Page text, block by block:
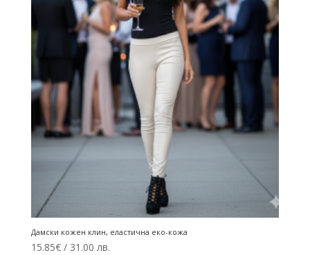
Дамски кожен клин, еластична еко-кожа
15.85€/ 31.00 лв.